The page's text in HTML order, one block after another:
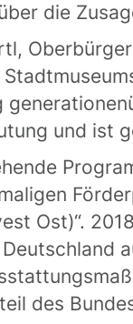
die
und ist
Ost)“.
des